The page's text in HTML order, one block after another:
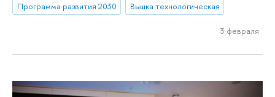
Программа развития 2030
Вышка технологическая
3 февраля